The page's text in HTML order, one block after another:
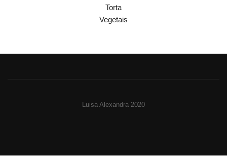
Torta
Vegetais
Luisa Alexandra 2020